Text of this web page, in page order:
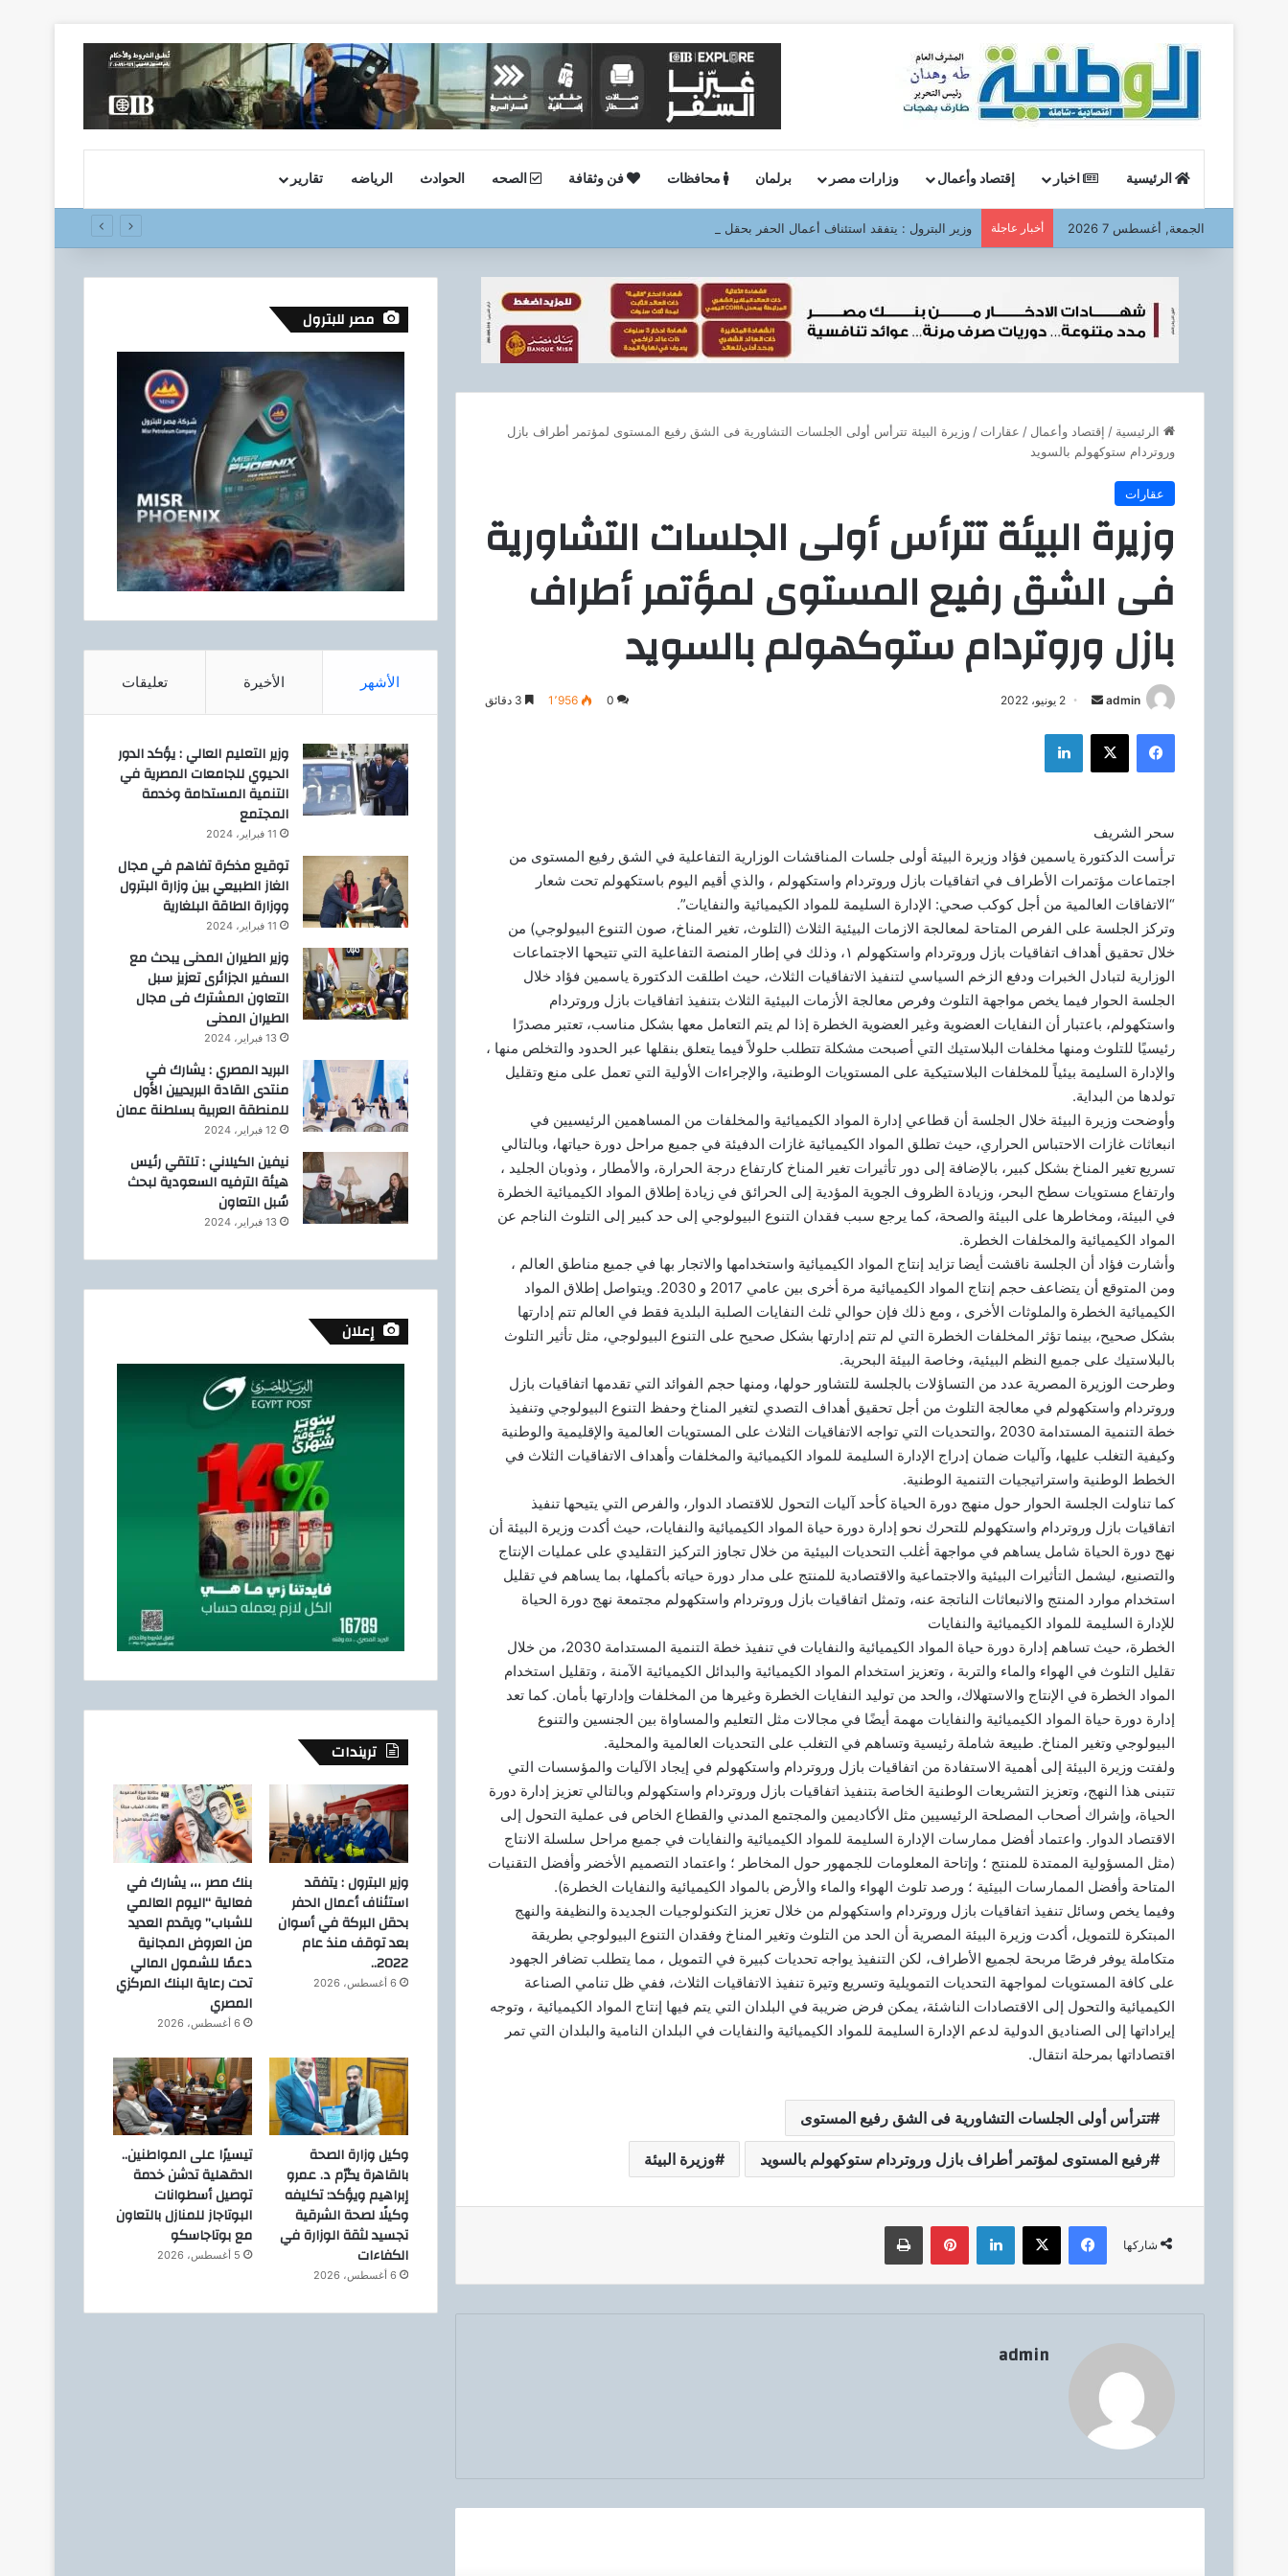
الرئيسية اخبار إقتصاد وأعمال وزارات مصر برلمان محافظات فن وثقافة الصحه الحوادث الرياضه تقارير
الجمعة, أغسطس 7 2026 أخبار عاجلة وزير البترول : يتفقد استئناف أعمال الحفر بحقل البركة في أسوان بعد توقف منذ عام 2022..
الرئيسية / إقتصاد وأعمال / عقارات / وزيرة البيئة تترأس أولى الجلسات التشاورية فى الشق رفيع المستوى لمؤتمر أطراف بازل
وروتردام ستوكهولم بالسويد
عقارات
وزيرة البيئة تترأس أولى الجلسات التشاورية
فى الشق رفيع المستوى لمؤتمر أطراف
بازل وروتردام ستوكهولم بالسويد
admin
ل
د
ا
إ
ل
ك
ت
ر
و
ا
2 يونيو، 2022 0 1٬956
فيسبوك
سحر الشريف
ترأست الدكتورة ياسمين فؤاد وزيرة البيئة أولى جلسات المناقشات الوزارية التفاعلية في الشق رفيع المستوى من
اجتماعات مؤتمرات الأطراف في اتفاقيات بازل وروتردام واستكهولم ، والذي أقيم اليوم باستكهولم تحت شعار
“الاتفاقات العالمية من أجل كوكب صحي: الإدارة السليمة للمواد الكيميائية والنفايات”.
وتركز الجلسة على الفرص المتاحة لمعالجة الازمات البيئية الثلاث (التلوث، تغير المناخ، صون التنوع البيولوجي) من
خلال تحقيق أهداف اتفاقيات بازل وروتردام واستكهولم ١، وذلك في إطار المنصة التفاعلية التي تتيحها الاجتماعات
الوزارية لتبادل الخبرات ودفع الزخم السياسي لتنفيذ الاتفاقيات الثلاث، حيث اطلقت الدكتورة ياسمين فؤاد خلال
الجلسة الحوار فيما يخص مواجهة التلوث وفرص معالجة الأزمات البيئية الثلاث بتنفيذ اتفاقيات بازل وروتردام
واستكهولم، باعتبار أن النفايات العضوية وغير العضوية الخطرة إذا لم يتم التعامل معها بشكل مناسب، تعتبر مصدرًا
رئيسيًا للتلوث ومنها مخلفات البلاستيك التي أصبحت مشكلة تتطلب حلولاً فيما يتعلق بنقلها عبر الحدود والتخلص منها ،
والإدارة السليمة بيئياً للمخلفات البلاستيكية على المستويات الوطنية، والإجراءات الأولية التي تعمل على منع وتقليل
تولدها من البداية.
وأوضحت وزيرة البيئة خلال الجلسة أن قطاعي إدارة المواد الكيميائية والمخلفات من المساهمين الرئيسيين في
انبعاثات غازات الاحتباس الحراري، حيث تطلق المواد الكيميائية غازات الدفيئة في جميع مراحل دورة حياتها، وبالتالي
تسريع تغير المناخ بشكل كبير، بالإضافة إلى دور تأثيرات تغير المناخ كارتفاع درجة الحرارة، والأمطار ، وذوبان الجليد ،
وارتفاع مستويات سطح البحر، وزيادة الظروف الجوية المؤدية إلى الحرائق في زيادة إطلاق المواد الكيميائية الخطرة
في البيئة، ومخاطرها على البيئة والصحة، كما يرجع سبب فقدان التنوع البيولوجي إلى حد كبير إلى التلوث الناجم عن
المواد الكيميائية والمخلفات الخطرة.
وأشارت فؤاد أن الجلسة ناقشت أيضا تزايد إنتاج المواد الكيميائية واستخدامها والاتجار بها في جميع مناطق العالم ،
ومن المتوقع أن يتضاعف حجم إنتاج المواد الكيميائية مرة أخرى بين عامي 2017 و 2030. ويتواصل إطلاق المواد
الكيميائية الخطرة والملوثات الأخرى ، ومع ذلك فإن حوالي ثلث النفايات الصلبة البلدية فقط في العالم تتم إدارتها
بشكل صحيح، بينما تؤثر المخلفات الخطرة التي لم تتم إدارتها بشكل صحيح على التنوع البيولوجي، مثل تأثير التلوث
بالبلاستيك على جميع النظم البيئية، وخاصة البيئة البحرية.
وطرحت الوزيرة المصرية عدد من التساؤلات بالجلسة للتشاور حولها، ومنها حجم الفوائد التي تقدمها اتفاقيات بازل
وروتردام واستكهولم في معالجة التلوث من أجل تحقيق أهداف التصدي لتغير المناخ وحفظ التنوع البيولوجي وتنفيذ
خطة التنمية المستدامة 2030 ،والتحديات التي تواجه الاتفاقيات الثلاث على المستويات العالمية والإقليمية والوطنية
وكيفية التغلب عليها، وآليات ضمان إدراج الإدارة السليمة للمواد الكيميائية والمخلفات وأهداف الاتفاقيات الثلاث في
الخطط الوطنية واستراتيجيات التنمية الوطنية.
كما تناولت الجلسة الحوار حول منهج دورة الحياة كأحد آليات التحول للاقتصاد الدوار، والفرص التي يتيحها تنفيذ
اتفاقيات بازل وروتردام واستكهولم للتحرك نحو إدارة دورة حياة المواد الكيميائية والنفايات، حيث أكدت وزيرة البيئة أن
نهج دورة الحياة شامل يساهم في مواجهة أغلب التحديات البيئية من خلال تجاوز التركيز التقليدي على عمليات الإنتاج
والتصنيع، ليشمل التأثيرات البيئية والاجتماعية والاقتصادية للمنتج على مدار دورة حياته بأكملها، بما يساهم في تقليل
استخدام موارد المنتج والانبعاثات الناتجة عنه، وتمثل اتفاقيات بازل وروتردام واستكهولم مجتمعة نهج دورة الحياة
للإدارة السليمة للمواد الكيميائية والنفايات
الخطرة، حيث تساهم إدارة دورة حياة المواد الكيميائية والنفايات في تنفيذ خطة التنمية المستدامة 2030، من خلال
تقليل التلوث في الهواء والماء والتربة ، وتعزيز استخدام المواد الكيميائية والبدائل الكيميائية الآمنة ، وتقليل استخدام
المواد الخطرة في الإنتاج والاستهلاك، والحد من توليد النفايات الخطرة وغيرها من المخلفات وإدارتها بأمان. كما تعد
إدارة دورة حياة المواد الكيميائية والنفايات مهمة أيضًا في مجالات مثل التعليم والمساواة بين الجنسين والتنوع
البيولوجي وتغير المناخ. طبيعة شاملة رئيسية وتساهم في التغلب على التحديات العالمية والمحلية.
ولفتت وزيرة البيئة إلى أهمية الاستفادة من اتفاقيات بازل وروتردام واستكهولم في إيجاد الآليات والمؤسسات التي
تتبنى هذا النهج، وتعزيز التشريعات الوطنية الخاصة بتنفيذ اتفاقيات بازل وروتردام واستكهولم وبالتالي تعزيز إدارة دورة
الحياة، وإشراك أصحاب المصلحة الرئيسيين مثل الأكاديمين والمجتمع المدني والقطاع الخاص فى عملية التحول إلى
الاقتصاد الدوار. واعتماد أفضل ممارسات الإدارة السليمة للمواد الكيميائية والنفايات في جميع مراحل سلسلة الانتاج
(مثل المسؤولية الممتدة للمنتج ؛ وإتاحة المعلومات للجمهور حول المخاطر ؛ واعتماد التصميم الأخضر وأفضل التقنيات
المتاحة وأفضل الممارسات البيئية ؛ ورصد تلوث الهواء والماء والأرض بالمواد الكيميائية والنفايات الخطرة).
وفيما يخص وسائل تنفيذ اتفاقيات بازل وروتردام واستكهولم من خلال تعزيز التكنولوجيات الجديدة والنظيفة والنهج
المبتكرة للتمويل، أكدت وزيرة البيئة المصرية أن الحد من التلوث وتغير المناخ وفقدان التنوع البيولوجي بطريقة
متكاملة يوفر فرصًا مربحة لجميع الأطراف، لكن التنفيذ يواجه تحديات كبيرة في التمويل ، مما يتطلب تضافر الجهود
على كافة المستويات لمواجهة التحديات التمويلية وتسريع وتيرة تنفيذ الاتفاقيات الثلاث، ففي ظل تنامي الصناعة
الكيميائية والتحول إلى الاقتصادات الناشئة، يمكن فرض ضريبة في البلدان التي يتم فيها إنتاج المواد الكيميائية ، وتوجه
إيراداتها إلى الصناديق الدولية لدعم الإدارة السليمة للمواد الكيميائية والنفايات في البلدان النامية والبلدان التي تمر
اقتصاداتها بمرحلة انتقال.
تترأس أولى الجلسات التشاورية فى الشق رفيع المستوى
رفيع المستوى لمؤتمر أطراف بازل وروتردام ستوكهولم بالسويد وزيرة البيئة
شاركها
فيسبوك لينكدإن بينتيريست
admin
مصر للبترول
الأشهر الأخيرة تعليقات
وزير التعليم العالي : يؤكد الدور
الحيوي للجامعات المصرية في
التنمية المستدامة وخدمة
المجتمع
11 فبراير، 2024
توقيع مذكرة تفاهم في مجال
الغاز الطبيعي بين وزارة البترول
ووزارة الطاقة البلغارية
11 فبراير، 2024
وزير الطيران المدنى يبحث مع
السفير الجزائرى تعزيز سبل
التعاون المشترك فى مجال
الطيران المدنى
13 فبراير، 2024
البريد المصري : يشارك في
منتدى القادة البريديين الأول
للمنطقة العربية بسلطنة عمان
12 فبراير، 2024
نيفين الكيلاني : تلتقي رئيس
هيئة الترفيه السعودية لبحث
سُبل التعاون
13 فبراير، 2024
إعلان
تريندات
وزير البترول : يتفقد
استئناف أعمال الحفر
بحقل البركة في أسوان
بعد توقف منذ عام
2022..
6 أغسطس، 2026
بنك مصر ،،، يشارك في
فعالية “اليوم العالمي
للشباب” ويقدم العديد
من العروض المجانية
دعمًا للشمول المالي
تحت رعاية البنك المركزي
المصري
6 أغسطس، 2026
وكيل وزارة الصحة
بالقاهرة يكرّم د. عمرو
إبراهيم ويؤكد: تكليفه
وكيلًا لصحة الشرقية
تجسيد لثقة الوزارة في
الكفاءات
6 أغسطس، 2026
تيسيرًا على المواطنين..
الدقهلية تدشن خدمة
توصيل أسطوانات
البوتاجاز للمنازل بالتعاون
مع بوتاجاسكو
5 أغسطس، 2026